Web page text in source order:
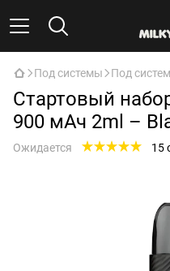
Под системы Под
Стартовый
900 мАч 2ml –
Ожидается 15